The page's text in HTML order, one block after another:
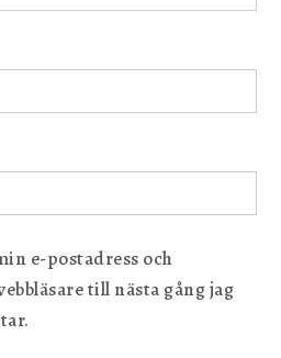
e-postadress och
till nästa gång jag